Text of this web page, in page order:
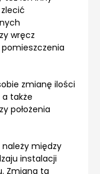
wręcz
zmianę ilości
także
położenia
między
instalacji
Zmiana ta